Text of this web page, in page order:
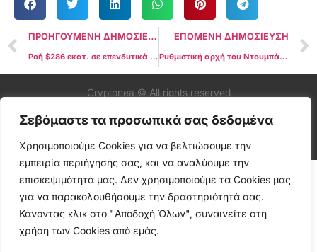
Σεβόμαστε τα προσωπικά σας δεδομένα
Χρησιμοποιούμε Cookies για να βελτιώσουμε την
εμπειρία περιήγησής σας, και να αναλύουμε την
επισκεψιμότητά μας. Δεν χρησιμοποιούμε τα Cookies μας
για να παρακολουθήσουμε την δραστηριότητά σας.
Κάνοντας κλικ στο "Αποδοχή Όλων", συναινείτε στη
χρήση των Cookies από εμάς.
ΠΡΟΗΓΟΥΜΕΝΗ ΔΗΜΟΣΙΕΥΣΗ
Ροή $286 εκατ. σε επενδυτικά προϊόντα crypto με το Ethereum να ηγείται
ΕΠΟΜΕΝΗ ΔΗΜΟΣΙΕΥΣΗ
Ρυθμιστική αρχή του Ντουμπάι δίνει πράσινο φως στο stablecoin RLUSD της Ripple
Cryptonea © All rights reserved